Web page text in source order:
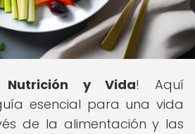
Nutrición y Vida! Aquí
esencial para una vida
de la alimentación y las